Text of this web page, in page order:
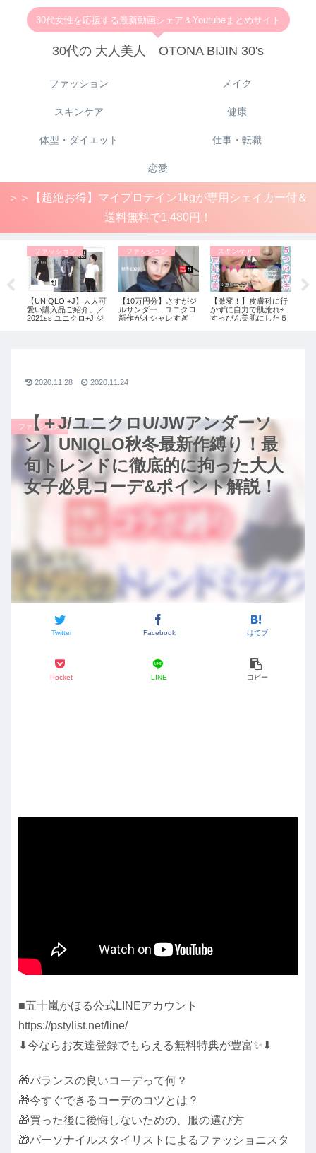
30代女性を応援する最新動画シェア＆Youtubeまとめサイト
30代の 大人美人 OTONA BIJIN 30's
ファッション メイク
スキンケア 健康
体型・ダイエット 仕事・転職
恋愛
＞＞【超絶お得】マイプロテイン1kgが専用シェイカー付＆
送料無料で1,480円！
ファッション
【UNIQLO +J】大人可
愛い購入品ご紹介。／
2021ss ユニクロ+J ジ
ファッション
【10万円分】さすがジ
ルサンダー…ユニクロ
新作がオシャレすぎ
スキンケア
【激変！】皮膚科に行
かずに自力で肌荒れ⇨
すっぴん美肌にした５
【＋J/ユニクロU/JWアンダーソ
ン】UNIQLO秋冬最新作縛り！最
旬トレンドに徹底的に拘った大人
女子必見コーデ&ポイント解説！
ファッション
Twitter Facebook はてブ
Pocket LINE コピー
2020.11.28 2020.11.24
■五十嵐かほる公式LINEアカウント
https://pstylist.net/line/
⬇︎今ならお友達登録でもらえる無料特典が豊富✨⬇︎
🎁バランスの良いコーデって何？
🎁今すぐできるコーデのコツとは？
🎁買った後に後悔しないための、服の選び方
🎁パーソナイルスタイリストによるファッショニスタ